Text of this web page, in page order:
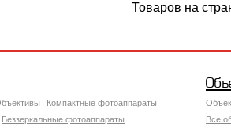
Товаров на
Компактные фотоаппараты
Беззеркальные фотоаппараты
Все